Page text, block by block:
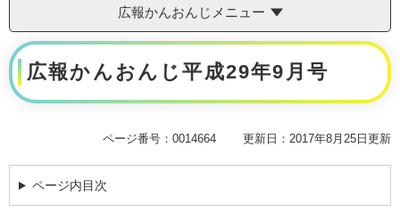
広報かんおんじメニュー
本
文 広報かんおんじ平成29年9月号
ページ番号：0014664 更新日：2017年8月25日更新
ページ内目次